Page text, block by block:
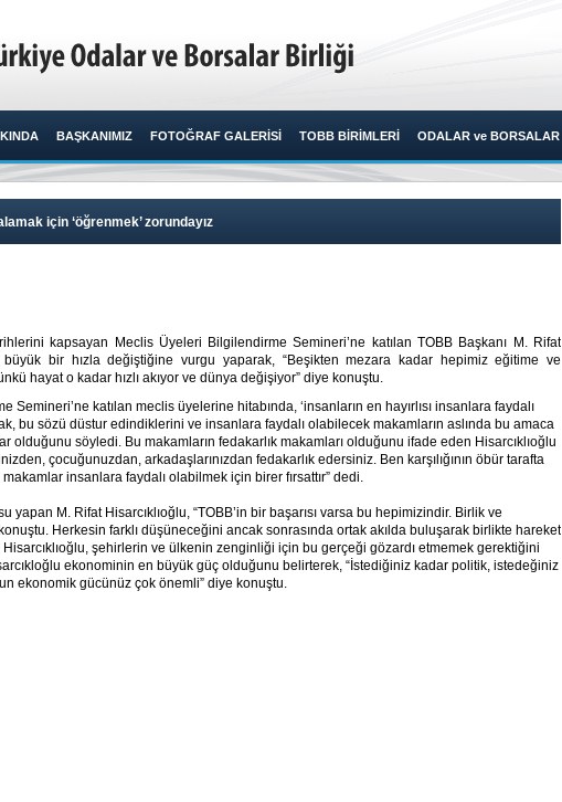
BAŞKANIMIZ FOTOĞRAF GALERİSİ TOBB BİRİMLERİ ODALAR ve BORSALAR
için ‘öğrenmek’ zorundayız
kapsayan Meclis Üyeleri Bilgilendirme Semineri’ne katılan TOBB Başkanı M. Rifat
büyük bir hızla değiştiğine vurgu yaparak, “Beşikten mezara kadar hepimiz eğitime ve
hayat o kadar hızlı akıyor ve dünya değişiyor” diye konuştu.​
Semineri’ne katılan meclis üyelerine hitabında, ‘insanların en hayırlısı insanlara faydalı
bu sözü düstur edindiklerini ve insanlara faydalı olabilecek makamların aslında bu amaca
olduğunu söyledi. Bu makamların fedakarlık makamları olduğunu ifade eden Hisarcıklıoğlu
çocuğunuzdan, arkadaşlarınızdan fedakarlık edersiniz. Ben karşılığının öbür tarafta
insanlara faydalı olabilmek için birer fırsattır” dedi.
yapan M. Rifat Hisarcıklıoğlu, “TOBB’in bir başarısı varsa bu hepimizindir. Birlik ve
Herkesin farklı düşüneceğini ancak sonrasında ortak akılda buluşarak birlikte hareket
şehirlerin ve ülkenin zenginliği için bu gerçeği gözardı etmemek gerektiğini
ekonominin en büyük güç olduğunu belirterek, “İstediğiniz kadar politik, istedeğiniz
ekonomik gücünüz çok önemli” diye konuştu.